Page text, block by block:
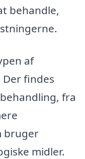
behandle,
af
findes
fra
bruger
midler.